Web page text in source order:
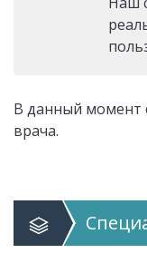
В данный момент
врача.